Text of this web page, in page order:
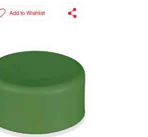
Add to Wishlist